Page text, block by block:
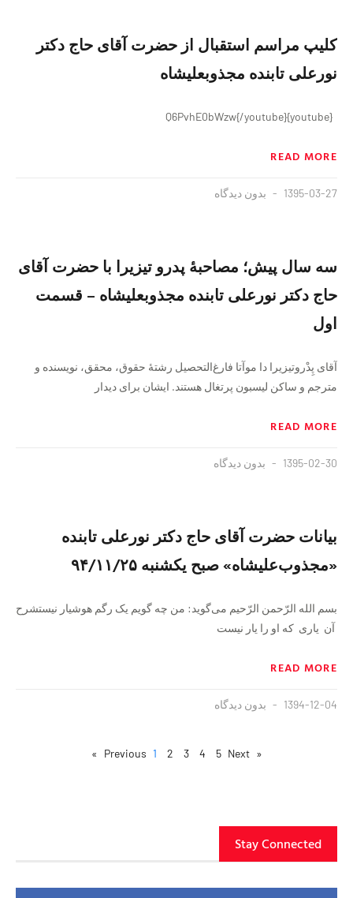
کلیپ مراسم استقبال از حضرت آقای حاج دکتر
نورعلی تابنده مجذوبعلیشاه
{youtube}Q6PvhE0bWzw{/youtube}
READ MORE
1395-03-27 بدون دیدگاه
سه سال پیش؛ مصاحبهٔ پدرو تیزیرا با حضرت آقای
حاج دکتر نورعلی تابنده مجذوبعليشاه – قسمت
اول
آقای پِدْروتیزیرا دا موآتا فارغ‌التحصیل رشتهٔ حقوق، محقق، نویسنده و
مترجم و ساکن لیسبون پرتغال هستند. ایشان براى دیدار
READ MORE
1395-02-30 بدون دیدگاه
بیانات حضرت آقای حاج دکتر نورعلی تابنده
«مجذوب‌علیشاه» صبح یکشنبه ۹۴/۱۱/۲۵
بسم الله الرّحمن الرّحیم می‌گوید: من چه گویم یک رگم هوشیار نیستشرح
آن یاری که او را یار نیست
READ MORE
1394-12-04 بدون دیدگاه
« Previous
1 2 3 4 5 Next »
Stay Connected